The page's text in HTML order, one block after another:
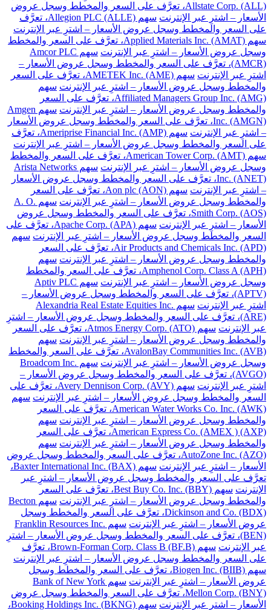
Allstate Corp. (ALL)، تعرَّف على السعر والمخطط وسجل عروض
الأسعار – اشترِ عبر الإنترنت
سهم Allegion PLC (ALLE)، تعرَّف
على السعر والمخطط وسجل عروض الأسعار – اشترِ عبر الإنترنت
سهم Applied Materials Inc. (AMAT)، تعرَّف على السعر والمخطط
وسجل عروض الأسعار – اشترِ عبر الإنترنت
سهم Amcor PLC
(AMCR)، تعرَّف على السعر والمخطط وسجل عروض الأسعار –
اشترِ عبر الإنترنت
سهم AMETEK Inc. (AME)، تعرَّف على السعر
والمخطط وسجل عروض الأسعار – اشترِ عبر الإنترنت سهم
Affiliated Managers Group Inc. (AMG)، تعرَّف على السعر
والمخطط وسجل عروض الأسعار – اشترِ عبر الإنترنت
سهم Amgen
Inc. (AMGN)، تعرَّف على السعر والمخطط وسجل عروض الأسعار
– اشترِ عبر الإنترنت
سهم Ameriprise Financial Inc. (AMP)، تعرَّف
على السعر والمخطط وسجل عروض الأسعار – اشترِ عبر الإنترنت
سهم American Tower Corp. (AMT)، تعرَّف على السعر والمخطط
وسجل عروض الأسعار – اشترِ عبر الإنترنت
سهم Arista Networks
Inc. (ANET)، تعرَّف على السعر والمخطط وسجل عروض الأسعار
– اشترِ عبر الإنترنت
سهم Aon plc (AON)، تعرَّف على السعر
والمخطط وسجل عروض الأسعار – اشترِ عبر الإنترنت
سهم A. O.
Smith Corp. (AOS)، تعرَّف على السعر والمخطط وسجل عروض
الأسعار – اشترِ عبر الإنترنت
سهم Apache Corp. (APA)، تعرَّف على
السعر والمخطط وسجل عروض الأسعار – اشترِ عبر الإنترنت سهم
Air Products and Chemicals Inc. (APD)، تعرَّف على السعر
والمخطط وسجل عروض الأسعار – اشترِ عبر الإنترنت سهم
Amphenol Corp. Class A (APH)، تعرَّف على السعر والمخطط
وسجل عروض الأسعار – اشترِ عبر الإنترنت
سهم Aptiv PLC
(APTV)، تعرَّف على السعر والمخطط وسجل عروض الأسعار –
اشترِ عبر الإنترنت
سهم Alexandria Real Estate Equities Inc.
(ARE)، تعرَّف على السعر والمخطط وسجل عروض الأسعار – اشترِ
عبر الإنترنت
سهم Atmos Energy Corp. (ATO)، تعرَّف على السعر
والمخطط وسجل عروض الأسعار – اشترِ عبر الإنترنت سهم
AvalonBay Communities Inc. (AVB)، تعرَّف على السعر والمخطط
وسجل عروض الأسعار – اشترِ عبر الإنترنت
سهم Broadcom Inc.
(AVGO)، تعرَّف على السعر والمخطط وسجل عروض الأسعار –
اشترِ عبر الإنترنت
سهم Avery Dennison Corp. (AVY)، تعرَّف على
السعر والمخطط وسجل عروض الأسعار – اشترِ عبر الإنترنت سهم
American Water Works Co. Inc. (AWK)، تعرَّف على السعر
والمخطط وسجل عروض الأسعار – اشترِ عبر الإنترنت سهم
American Express Co. (AMEX ) (AXP)، تعرَّف على السعر
والمخطط وسجل عروض الأسعار – اشترِ عبر الإنترنت سهم
AutoZone Inc. (AZO)، تعرَّف على السعر والمخطط وسجل عروض
الأسعار – اشترِ عبر الإنترنت
سهم Baxter International Inc. (BAX)،
تعرَّف على السعر والمخطط وسجل عروض الأسعار – اشترِ عبر
الإنترنت
سهم Best Buy Co. Inc. (BBY)، تعرَّف على السعر
والمخطط وسجل عروض الأسعار – اشترِ عبر الإنترنت
سهم Becton
Dickinson and Co. (BDX)، تعرَّف على السعر والمخطط وسجل
عروض الأسعار – اشترِ عبر الإنترنت
سهم Franklin Resources Inc.
(BEN)، تعرَّف على السعر والمخطط وسجل عروض الأسعار – اشترِ
عبر الإنترنت
سهم Brown-Forman Corp. Class B (BF.B)، تعرَّف
على السعر والمخطط وسجل عروض الأسعار – اشترِ عبر الإنترنت
سهم Biogen Inc. (BIIB)، تعرَّف على السعر والمخطط وسجل
عروض الأسعار – اشترِ عبر الإنترنت
سهم Bank of New York
Mellon Corp. (BNY)، تعرَّف على السعر والمخطط وسجل عروض
الأسعار – اشترِ عبر الإنترنت
سهم Booking Holdings Inc. (BKNG)،